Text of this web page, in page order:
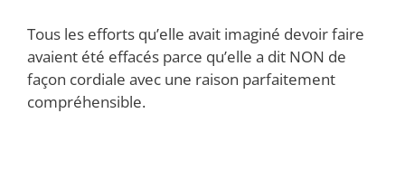
Tous les efforts qu’elle avait imaginé devoir faire
avaient été effacés parce qu’elle a dit NON de
façon cordiale avec une raison parfaitement
compréhensible.